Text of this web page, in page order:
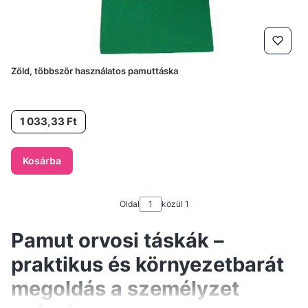
Zöld, többször használatos pamuttáska
Ár1 033,33 Ft
Kosárba
Oldal közül 1
Pamut orvosi táskák –
praktikus és környezetbarát
megoldás a személyzet